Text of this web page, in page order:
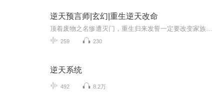
逆天预言师|玄幻|重生逆天改命
259 230
逆天系统
492 8.2万